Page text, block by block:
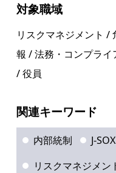
対象職域
リスクマネジメント /
報 / 法務・コンプラ
/ 役員
関連キーワード
内部統制 J-
リスクマネジメン